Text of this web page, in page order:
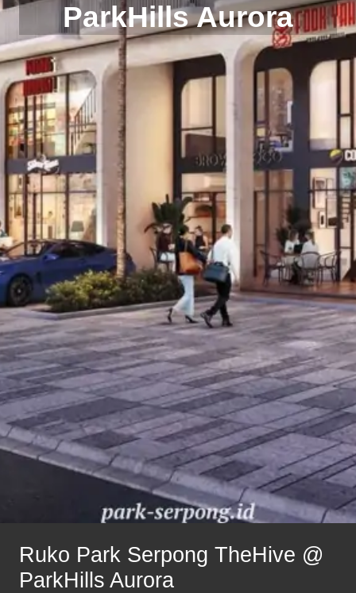
ParkHills Aurora
Ruko Park Serpong TheHive @
ParkHills Aurora